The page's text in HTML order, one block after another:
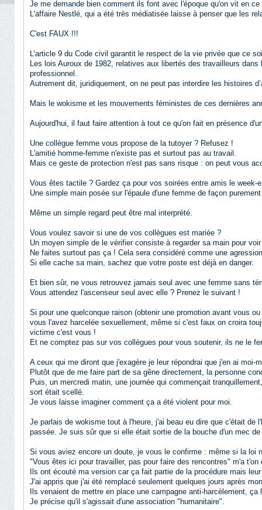
Je me demande bien comment ils font avec l'époque qu'on vit en ce
L'affaire Nestlé, qui a été très médiatisée laisse à penser que les
C'est FAUX !!!
L’article 9 du Code civil garantit le respect de la vie privée que ce
Les lois Auroux de 1982, relatives aux libertés des travailleurs
professionnel.
Autrement dit, juridiquement, on ne peut pas interdire les histoires
Mais le wokisme et les mouvements féministes de ces dernières
Aujourd'hui, il faut faire attention à tout ce qu'on fait en présence
Une collègue femme vous propose de la tutoyer ? Refusez !
L'amitié homme-femme n'existe pas et surtout pas au travail.
Mais ce geste de protection n'est pas sans risque : on peut vous
Vous êtes tactile ? Gardez ça pour vos soirées entre amis le week-
Une simple main posée sur l'épaule d'une femme de façon
Même un simple regard peut être mal interprété.
Vous voulez savoir si une de vos collègues est mariée ?
Un moyen simple de le vérifier consiste à regarder sa main pour
Ne faites surtout pas ça ! Cela sera considéré comme une
Si elle cache sa main, sachez que votre poste est déjà en danger.
Et bien sûr, ne vous retrouvez jamais seul avec une femme sans
Vous attendez l'ascenseur seul avec elle ? Prenez le suivant !
Si pour une quelconque raison (obtenir une promotion avant vous
vous l'avez harcelée sexuellement, même si c'est faux on croira
victime c'est vous !
Et ne comptez pas sur vos collègues pour vous soutenir, ils ne le
A ceux qui me diront que j'exagère je leur répondrai que j'en ai moi-
Plutôt que de me faire part de sa gêne directement, la personne
Puis, un mercredi matin, une journée qui commençait
sort était scellé.
Je vous laisse imaginer comment ça a été violent pour moi.
Je parlais de wokisme tout à l'heure, j'ai beau eu dire que c'était de
passée. Je suis sûr que si elle était sortie de la bouche d'un mec
Si vous aviez encore un doute, je vous le confirme : même si la
"Vous êtes ici pour travailler, pas pour faire des rencontres" m'a
Ils ont écouté ma version car ça fait partie de la procédure mais
J'ai appris que j'ai été remplacé seulement quelques jours après
Ils venaient de mettre en place une campagne anti-harcèlement,
Je précise qu'il s'agissait d'une association "humanitaire".